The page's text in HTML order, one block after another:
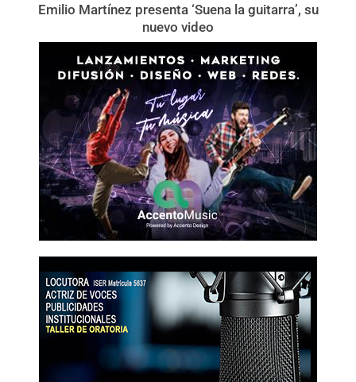
Emilio Martínez presenta ‘Suena la guitarra’, su
nuevo video